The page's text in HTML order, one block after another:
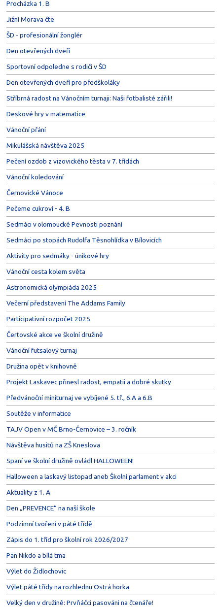
Procházka 1. B
Jižní Morava čte
ŠD - profesionální žonglér
Den otevřených dveří
Sportovní odpoledne s rodiči v ŠD
Den otevřených dveří pro předškoláky
Stříbrná radost na Vánočním turnaji: Naši fotbalisté zářili!
Deskové hry v matematice
Vánoční přání
Mikulášská návštěva 2025
Pečení ozdob z vizovického těsta v 7. třídách
Vánoční koledování
Černovické Vánoce
Pečeme cukroví - 4. B
Sedmáci v olomoucké Pevnosti poznání
Sedmáci po stopách Rudolfa Těsnohlídka v Bílovicích
Aktivity pro sedmáky - únikové hry
Vánoční cesta kolem světa
Astronomická olympiáda 2025
Večerní představení The Addams Family
Participativní rozpočet 2025
Čertovské akce ve školní družině
Vánoční futsalový turnaj
Družina opět v knihovně
Projekt Laskavec přinesl radost, empatii a dobré skutky
Předvánoční miniturnaj ve vybíjené 5. tř., 6.A a 6.B
Soutěže v informatice
TAJV Open v MČ Brno-Černovice – 3. ročník
Návštěva husitů na ZŠ Kneslova
Spaní ve školní družině ovládl HALLOWEEN!
Halloween a laskavý listopad aneb Školní parlament v akci
Aktuality z 1. A
Den „PREVENCE“ na naší škole
Podzimní tvoření v páté třídě
Zápis do 1. tříd pro školní rok 2026/2027
Pan Nikdo a bílá tma
Výlet do Židlochovic
Výlet páté třídy na rozhlednu Ostrá horka
Velký den v družině: Prvňáčci pasováni na čtenáře!